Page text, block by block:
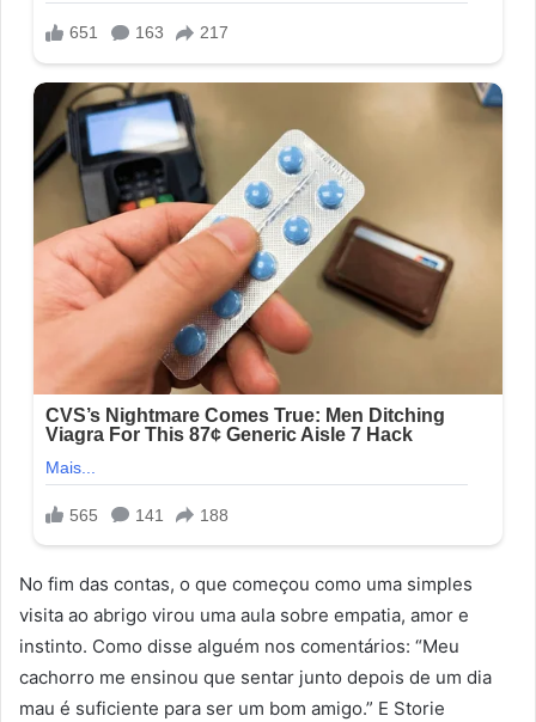
No fim das contas, o que começou como uma simples
visita ao abrigo virou uma aula sobre empatia, amor e
instinto. Como disse alguém nos comentários: “Meu
cachorro me ensinou que sentar junto depois de um dia
mau é suficiente para ser um bom amigo.” E Storie